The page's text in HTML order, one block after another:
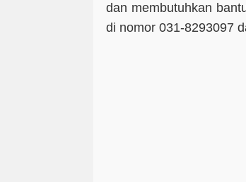
dan membutuhkan
di nomor 031-8293097